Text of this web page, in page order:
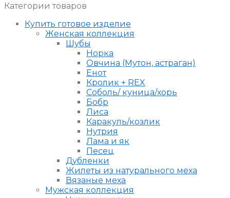
Категории товаров
Купить готовое изделие
Женская коллекция
Шубы
Норка
Овчина (Мутон, астраган)
Енот
Кролик + REX
Соболь/ куница/хорь
Бобр
Лиса
Каракуль/козлик
Нутрия
Лама и як
Песец
Дубленки
Жилеты из натурального меха
Вязаные меха
Мужская коллекция